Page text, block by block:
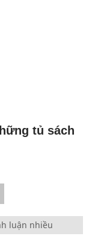
tủ sách
luận nhiều